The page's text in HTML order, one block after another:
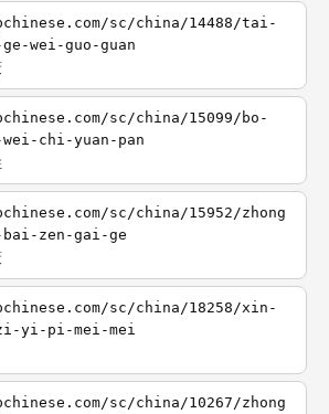
sc/china/14488/tai-
wei-guo-guan
sc/china/15099/bo-
chi-yuan-pan
sc/china/15952/zhong
zen-gai-ge
sc/china/18258/xin-
yi-pi-mei-mei
sc/china/10267/zhong